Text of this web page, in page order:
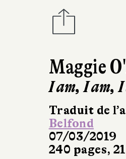
Maggie
I am, I am, I
Traduit de
Belfond
07/03/2019
240 pages,